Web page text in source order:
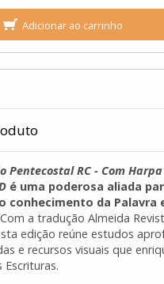
Adicionar ao carrinho
Pentecostal RC - Com
é uma poderosa aliada
conhecimento da Palavra
Com a tradução Almeida
edição reúne estudos
e recursos visuais que